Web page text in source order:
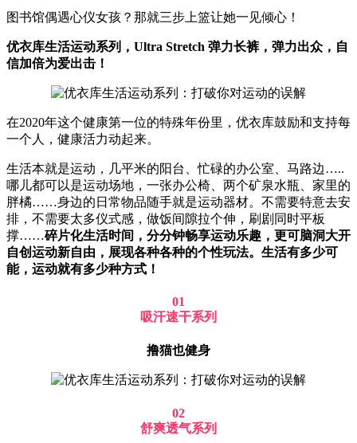
图书馆偶遇心仪女孩？那就三步上篮让她一见倾心！
优衣库生活运动系列，Ultra Stretch 弹力长裤，弹力出众，自
信加倍为爱出击！
在2020年这个健康第一位的特殊年份里，优衣库鼓励和支持每
一个人，健康活力动起来。
生活本就是运动，几平米的阳台、忙碌的办公室、马路边…..
哪儿都可以是运动场地，一张办公椅、两个矿泉水瓶、家里的
胖橘……身边的日常物品随手就是运动器材。不需要特意去安
排，不需要太多仪式感，做饭间隙拉个伸，刷剧同时平板
撑……碎片化生活时间，分分钟畅享运动乐趣，更可脑洞大开
自创运动新自由，展现各种各种的个性玩法。生活有多少可
能，运动就有多少种方式！
01
吸汗速干系列
撸猫也健身
02
舒爽透气系列